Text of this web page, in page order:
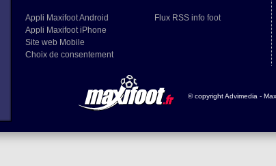
Appli Maxifoot Android
Appli Maxifoot iPhone
Site web Mobile
Choix de consentement
Flux RSS info foot
© copyright Advimedia -